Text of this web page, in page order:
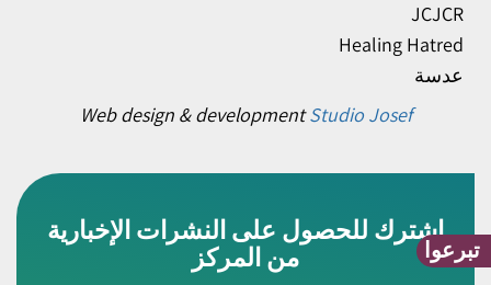
تبرعوا
JCJCR
Healing Hatred
عدسة
Web design & developmentStudio Josef
اشترك للحصول على النشرات الإخبارية
من المركز